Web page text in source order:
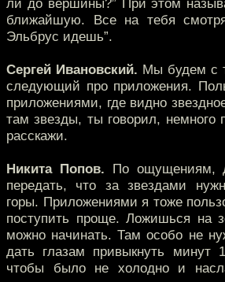
ли до вершины?” При этом
ближайшую. Все на тебя
Эльбрус идешь”.
Сергей Ивановский. Мы будем с
следующий про приложения.
приложениями, где видно
там звезды, ты говорил, немного
расскажи.
Никита Попов. По ощущениям,
передать, что за звездами
горы. Приложениями я тоже
поступить проще. Ложишься на
можно начинать. Там особо не
дать глазам привыкнуть минут
чтобы было не холодно и